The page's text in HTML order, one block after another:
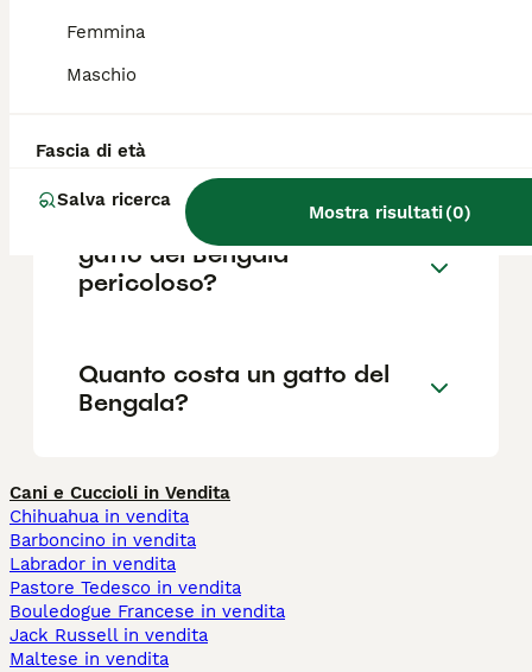
Femmina
Maschio
Fascia di età
Salva ricerca
Mostra risultati(0)
mantenimento annuale si aggirano tra i 400
del Bengala?
gatto del Bengala
pericoloso?
Quanto costa un gatto del
Bengala?
Cani e Cuccioli in Vendita
Chihuahua in vendita
Barboncino in vendita
Labrador in vendita
Pastore Tedesco in vendita
Bouledogue Francese in vendita
Jack Russell in vendita
Maltese in vendita